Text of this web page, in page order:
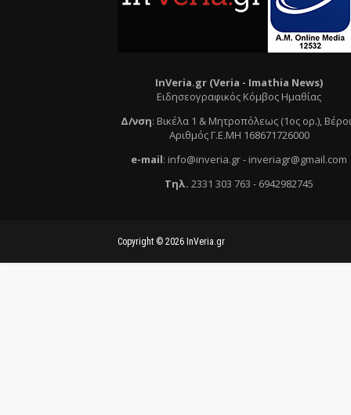
InVeria.gr (Veria - Ιmathia News)
Ειδησεογραφικός Κόμβος Ημαθίας
Δ/νση: Βικέλα 1 & Μητροπόλεως (1ος ορ.),
Αριθμός Γ.Ε.ΜΗ 168671726000
e-mail: info@inveria.gr- inveriagr@gmail.com
Τηλ. 2331 303 763 - 6942982745
Copyright © 2026 InVeria.gr